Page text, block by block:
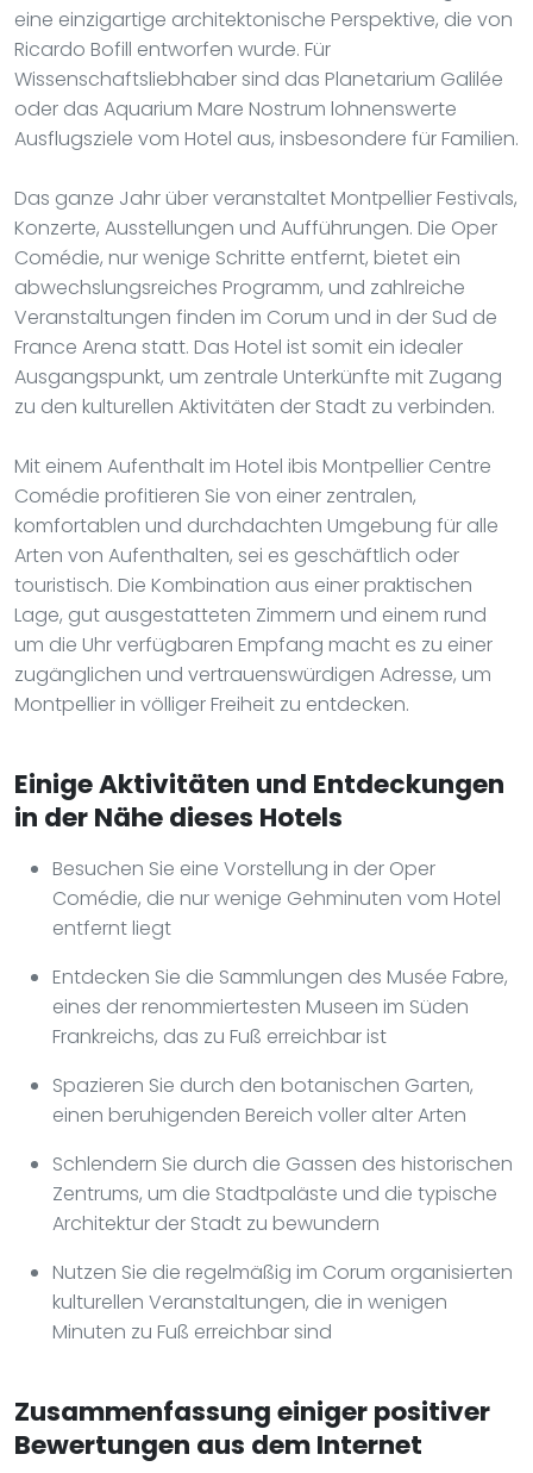
eine einzigartige architektonische Perspektive, die von
Ricardo Bofill entworfen wurde. Für
Wissenschaftsliebhaber sind das Planetarium Galilée
oder das Aquarium Mare Nostrum lohnenswerte
Ausflugsziele vom Hotel aus, insbesondere für Familien.
Das ganze Jahr über veranstaltet Montpellier Festivals,
Konzerte, Ausstellungen und Aufführungen. Die Oper
Comédie, nur wenige Schritte entfernt, bietet ein
abwechslungsreiches Programm, und zahlreiche
Veranstaltungen finden im Corum und in der Sud de
France Arena statt. Das Hotel ist somit ein idealer
Ausgangspunkt, um zentrale Unterkünfte mit Zugang
zu den kulturellen Aktivitäten der Stadt zu verbinden.
Mit einem Aufenthalt im Hotel ibis Montpellier Centre
Comédie profitieren Sie von einer zentralen,
komfortablen und durchdachten Umgebung für alle
Arten von Aufenthalten, sei es geschäftlich oder
touristisch. Die Kombination aus einer praktischen
Lage, gut ausgestatteten Zimmern und einem rund
um die Uhr verfügbaren Empfang macht es zu einer
zugänglichen und vertrauenswürdigen Adresse, um
Montpellier in völliger Freiheit zu entdecken.
Einige Aktivitäten und Entdeckungen
in der Nähe dieses Hotels
Besuchen Sie eine Vorstellung in der Oper
Comédie, die nur wenige Gehminuten vom Hotel
entfernt liegt
Entdecken Sie die Sammlungen des Musée Fabre,
eines der renommiertesten Museen im Süden
Frankreichs, das zu Fuß erreichbar ist
Spazieren Sie durch den botanischen Garten,
einen beruhigenden Bereich voller alter Arten
Schlendern Sie durch die Gassen des historischen
Zentrums, um die Stadtpaläste und die typische
Architektur der Stadt zu bewundern
Nutzen Sie die regelmäßig im Corum organisierten
kulturellen Veranstaltungen, die in wenigen
Minuten zu Fuß erreichbar sind
Zusammenfassung einiger positiver
Bewertungen aus dem Internet